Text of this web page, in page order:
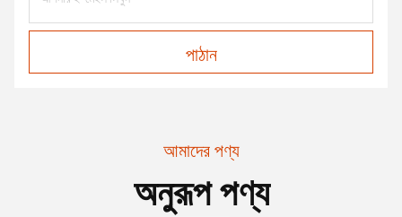
পাঠান
আমাদের পণ্য
অনুরূপ পণ্য